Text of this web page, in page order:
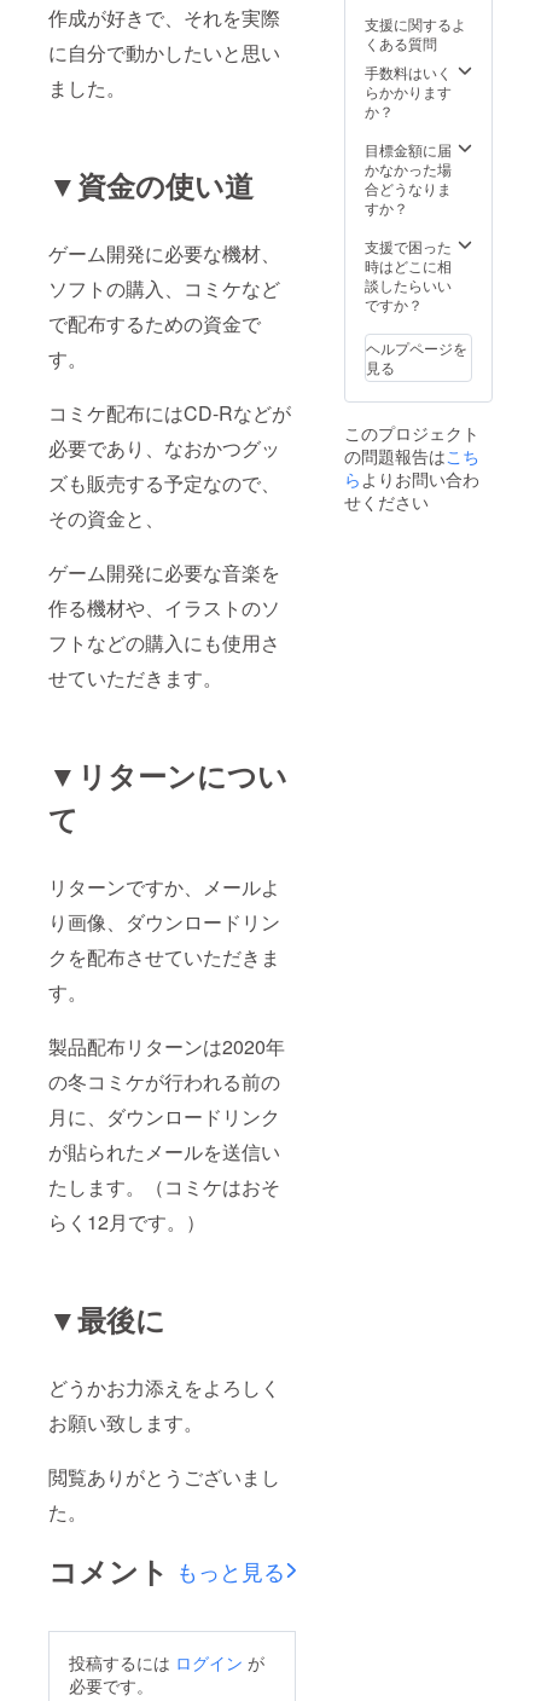
作成が好きで、それを実際
に自分で動かしたいと思い
ました。
▼資金の使い道
ゲーム開発に必要な機材、
ソフトの購入、コミケなど
で配布するための資金で
す。
コミケ配布にはCD-Rなどが
必要であり、なおかつグッ
ズも販売する予定なので、
その資金と、
ゲーム開発に必要な音楽を
作る機材や、イラストのソ
フトなどの購入にも使用さ
せていただきます。
▼リターンについ
て
リターンですか、メールよ
り画像、ダウンロードリン
クを配布させていただきま
す。
製品配布リターンは2020年
の冬コミケが行われる前の
月に、ダウンロードリンク
が貼られたメールを送信い
たします。（コミケはおそ
らく12月です。）
▼最後に
どうかお力添えをよろしく
お願い致します。
閲覧ありがとうございまし
た。
コメント もっと見る
投稿するには ログイン が
必要です。
支援に関するよ
くある質問
手数料はいく
らかかります
か？
目標金額に届
かなかった場
合どうなりま
すか？
支援で困った
時はどこに相
談したらいい
ですか？
ヘルプページを
見る
このプロジェクト
の問題報告はこち
らよりお問い合わ
せください